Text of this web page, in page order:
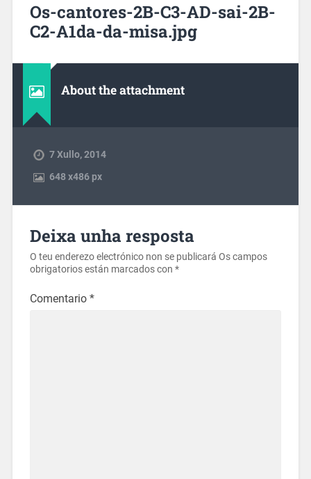
Os-cantores-2B-C3-AD-sai-2B-
C2-A1da-da-misa.jpg
About the attachment
7 Xullo, 2014
648x486 px
Deixa unha resposta
O teu enderezo electrónico non se publicará Os campos
obrigatorios están marcados con *
Comentario *